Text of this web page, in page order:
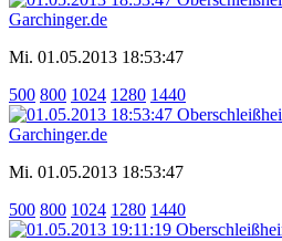
Mi. 01.05.2013 18:53:47
500 800 1024 1280 1440
Mi. 01.05.2013 18:53:47
500 800 1024 1280 1440